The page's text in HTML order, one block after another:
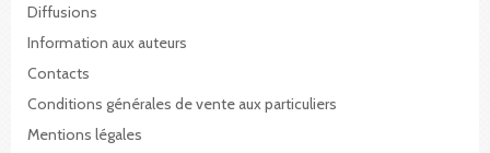
Diffusions
Information aux auteurs
Contacts
Conditions générales de vente aux particuliers
Mentions légales